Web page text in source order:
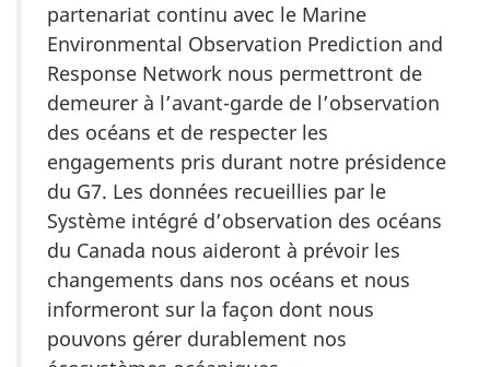
partenariat continu avec le Marine
Environmental Observation Prediction and
Response Network nous permettront de
demeurer à l’avant-garde de l’observation
des océans et de respecter les
engagements pris durant notre présidence
du G7. Les données recueillies par le
Système intégré d’observation des océans
du Canada nous aideront à prévoir les
changements dans nos océans et nous
informeront sur la façon dont nous
pouvons gérer durablement nos